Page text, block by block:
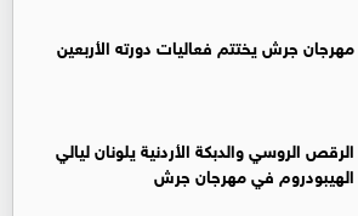
مهرجان جرش يختتم فعاليات دورته الأربعين
الرقص الروسي والدبكة الأردنية يلونان ليالي
الهيبودروم في مهرجان جرش